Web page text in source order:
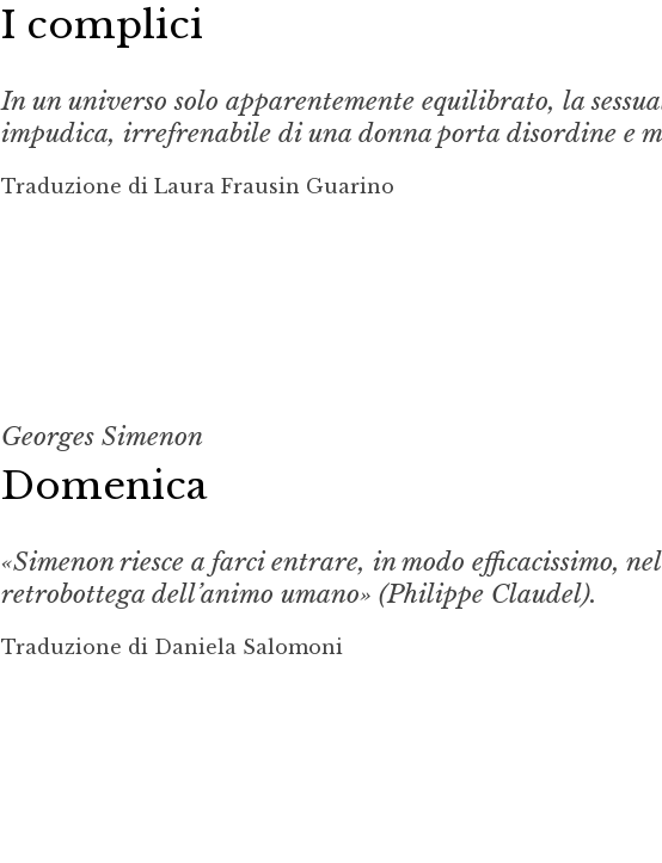
I complici
In un universo solo apparentemente equilibrato, la
impudica, irrefrenabile di una donna porta disordine e
Traduzione di Laura Frausin Guarino
Georges Simenon
Domenica
«Simenon riesce a farci entrare, in modo efficacissimo, nel
retrobottega dell’animo umano» (Philippe Claudel).
Traduzione di Daniela Salomoni